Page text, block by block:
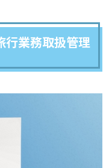
行業務取扱管理